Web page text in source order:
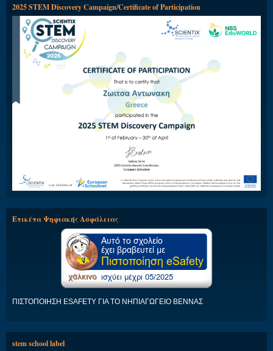
2025 STEM Discovery Campaign/Certificate of Participation
Ετικέτα Ψηφιακής Ασφάλειας
ΠΙΣΤΟΠΟΙΗΣΗ ESAFETY ΓΙΑ ΤΟ ΝΗΠΙΑΓΩΓΕΙΟ ΒΕΝΝΑΣ
stem school label